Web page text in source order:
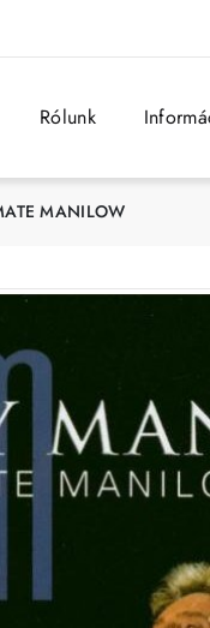
Rólunk
MANILOW